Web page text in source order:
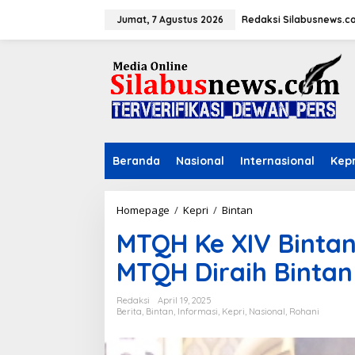
Jumat, 7 Agustus 2026 Redaksi
Beranda Nasional Internasional
Homepage / Kepri / Bintan
Q
H
K
e
I
B
MTQH Ke XIV
MTQH Diraih
Redaksi
April 19, 2025
Berita, Bintan, Informasi, Kepri, Nasional, Rohani